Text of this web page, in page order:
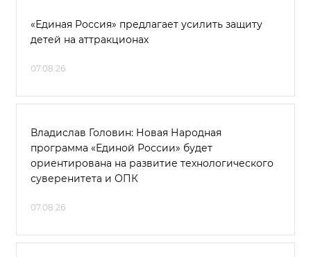
«Единая Россия» предлагает усилить защиту
детей на аттракционах
07.08.26
Владислав Головин: Новая Народная
программа «Единой России» будет
ориентирована на развитие технологического
суверенитета и ОПК
07.08.26